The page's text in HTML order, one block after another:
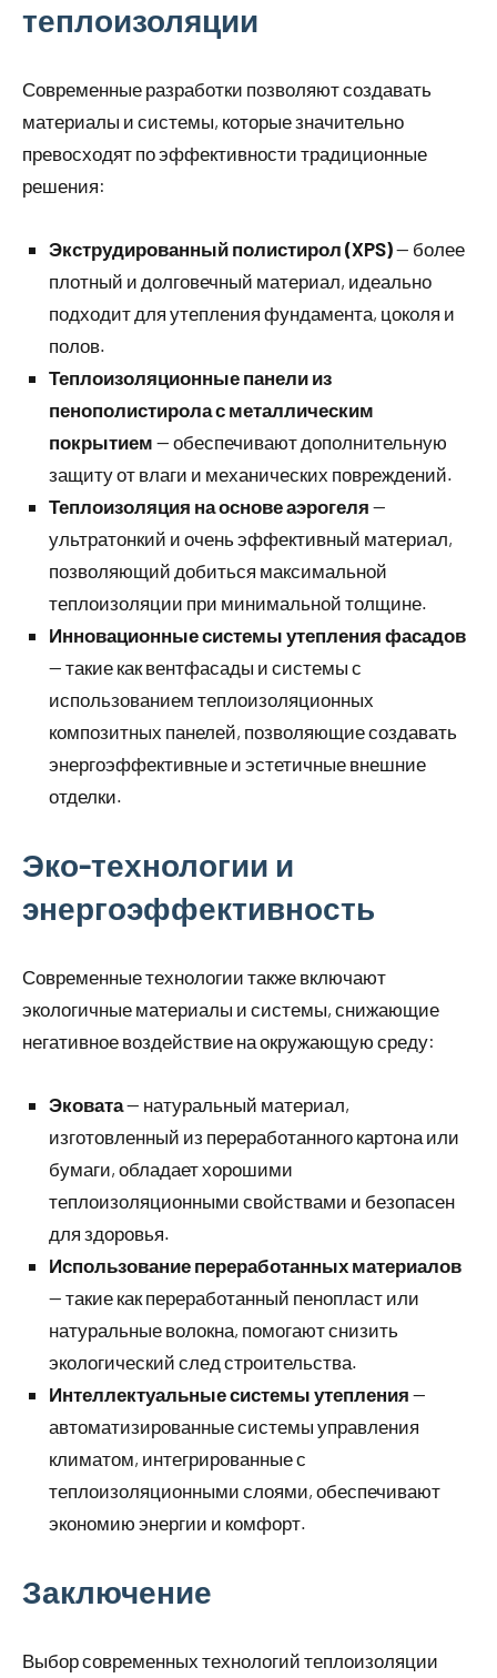
теплоизоляции
Современные разработки позволяют создавать
материалы и системы, которые значительно
превосходят по эффективности традиционные
решения:
Экструдированный полистирол (XPS)— более
плотный и долговечный материал, идеально
подходит для утепления фундамента, цоколя и
полов.
Теплоизоляционные панели из
пенополистирола с металлическим
покрытием — обеспечивают дополнительную
защиту от влаги и механических повреждений.
Теплоизоляция на основе аэрогеля —
ультратонкий и очень эффективный материал,
позволяющий добиться максимальной
теплоизоляции при минимальной толщине.
Инновационные системы утепления фасадов
— такие как вентфасады и системы с
использованием теплоизоляционных
композитных панелей, позволяющие создавать
энергоэффективные и эстетичные внешние
отделки.
Эко-технологии и
энергоэффективность
Современные технологии также включают
экологичные материалы и системы, снижающие
негативное воздействие на окружающую среду:
Эковата— натуральный материал,
изготовленный из переработанного картона или
бумаги, обладает хорошими
теплоизоляционными свойствами и безопасен
для здоровья.
Использование переработанных материалов
— такие как переработанный пенопласт или
натуральные волокна, помогают снизить
экологический след строительства.
Интеллектуальные системы утепления —
автоматизированные системы управления
климатом, интегрированные с
теплоизоляционными слоями, обеспечивают
экономию энергии и комфорт.
Заключение
Выбор современных технологий теплоизоляции